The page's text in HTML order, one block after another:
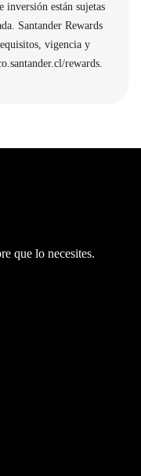
inversión están sujetas
Santander Rewards
vigencia y
rewards.
que lo necesites.